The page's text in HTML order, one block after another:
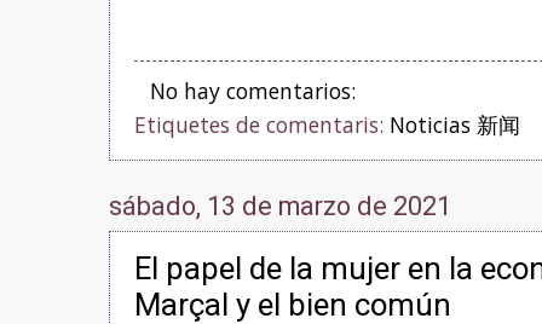
No hay comentarios:
Etiquetes de comentaris: Noticias 新闻
sábado, 13 de marzo de 2021
El papel de la mujer en la
Marçal y el bien común